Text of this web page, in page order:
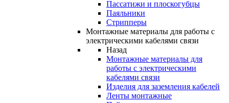
Пассатижи и плоскогубцы
Паяльники
Стрипперы
Монтажные материалы для работы с
электрическими кабелями связи
Назад
Монтажные материалы для
работы с электрическими
кабелями связи
Изделия для заземления кабелей
Ленты монтажные